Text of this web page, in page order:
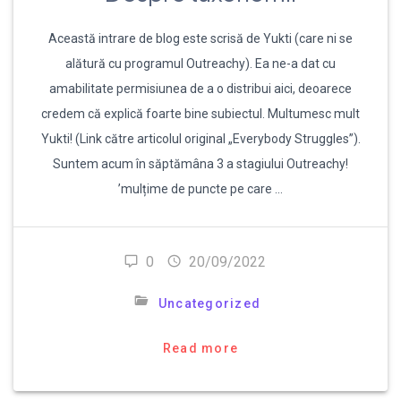
Această intrare de blog este scrisă de Yukti (care ni se
alătură cu programul Outreachy). Ea ne-a dat cu
amabilitate permisiunea de a o distribui aici, deoarece
credem că explică foarte bine subiectul. Multumesc mult
Yukti! (Link către articolul original „Everybody Struggles”).
Suntem acum în săptămâna 3 a stagiului Outreachy!
’mulțime de puncte pe care …
0 20/09/2022
Uncategorized
Read more